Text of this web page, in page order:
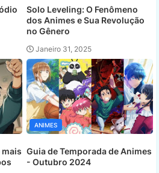
Solo Leveling: O Fenômeno
dos Animes e Sua Revolução
no Gênero
Janeiro 31, 2025
ANIMES
Guia de Temporada de Animes
- Outubro 2024